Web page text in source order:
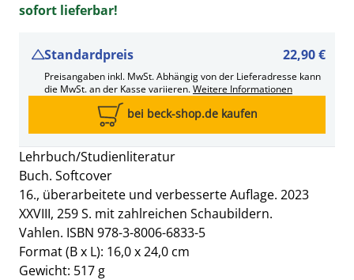
Lehrbuch/Studienliteratur
Buch. Softcover
16., überarbeitete und verbesserte Auflage. 2023
XXVIII, 259 S. mit zahlreichen Schaubildern.
Vahlen. ISBN 978-3-8006-6833-5
Format (B x L): 16,0 x 24,0 cm
Gewicht: 517 g
sofort lieferbar!
Standardpreis 22,90 €
Preisangaben inkl. MwSt. Abhängig von der Lieferadresse kann
die MwSt. an der Kasse variieren.Weitere Informationen
bei beck-shop.de kaufen